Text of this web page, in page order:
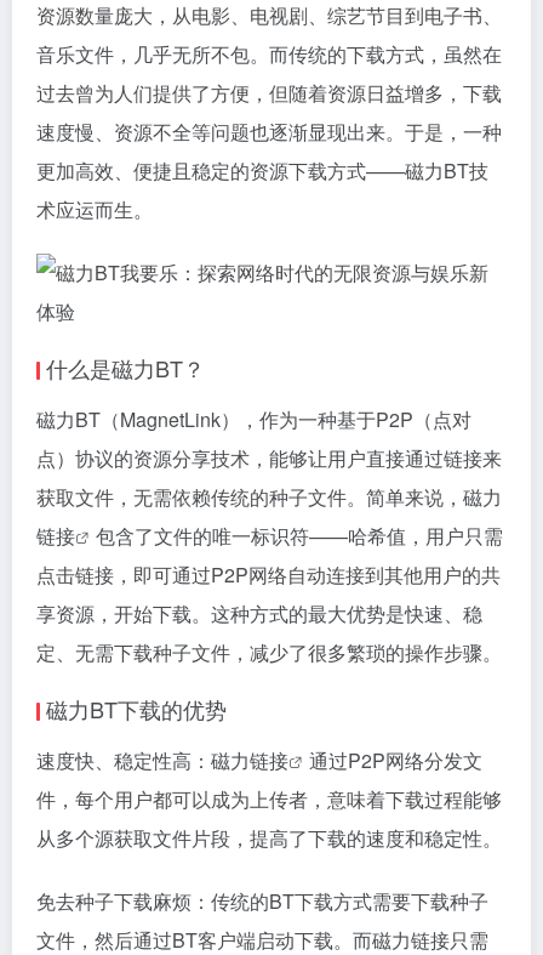
资源数量庞大，从电影、电视剧、综艺节目到电子书、
音乐文件，几乎无所不包。而传统的下载方式，虽然在
过去曾为人们提供了方便，但随着资源日益增多，下载
速度慢、资源不全等问题也逐渐显现出来。于是，一种
更加高效、便捷且稳定的资源下载方式——磁力BT技
术应运而生。
什么是磁力BT？
磁力BT（MagnetLink），作为一种基于P2P（点对
点）协议的资源分享技术，能够让用户直接通过链接来
获取文件，无需依赖传统的种子文件。简单来说， 磁力
链接
包含了文件的唯一标识符——哈希值，用户只需
点击链接，即可通过P2P网络自动连接到其他用户的共
享资源，开始下载。这种方式的最大优势是快速、稳
定、无需下载种子文件，减少了很多繁琐的操作步骤。
磁力BT下载的优势
速度快、稳定性高： 磁力链接
通过P2P网络分发文
件，每个用户都可以成为上传者，意味着下载过程能够
从多个源获取文件片段，提高了下载的速度和稳定性。
免去种子下载麻烦：传统的BT下载方式需要下载种子
文件，然后通过BT客户端启动下载。而磁力链接只需